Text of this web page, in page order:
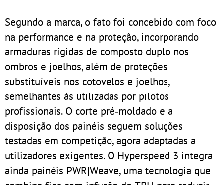
Segundo a marca, o fato foi concebido com foco
na performance e na proteção, incorporando
armaduras rígidas de composto duplo nos
ombros e joelhos, além de proteções
substituíveis nos cotovelos e joelhos,
semelhantes às utilizadas por pilotos
profissionais. O corte pré‑moldado e a
disposição dos painéis seguem soluções
testadas em competição, agora adaptadas a
utilizadores exigentes. O Hyperspeed 3 integra
ainda painéis PWR|Weave, uma tecnologia que